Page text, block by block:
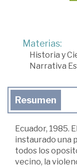
Materias:
Historia y
Narrativa
Resumen
Ecuador, 1985.
instaurado una
todos los
vecino, la